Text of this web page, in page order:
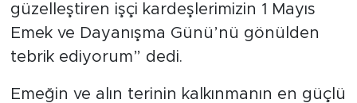
güzelleştiren işçi kardeşlerimizin 1 Mayıs
Emek ve Dayanışma Günü’nü gönülden
tebrik ediyorum” dedi.
Emeğin ve alın terinin kalkınmanın en güçlü